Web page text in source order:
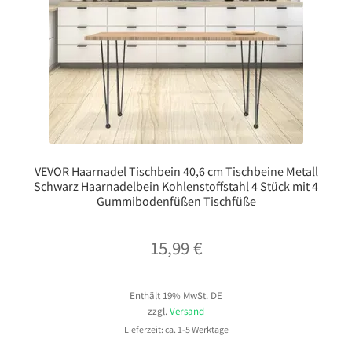
VEVOR Haarnadel Tischbein 40,6 cm Tischbeine Metall
Schwarz Haarnadelbein Kohlenstoffstahl 4 Stück mit 4
Gummibodenfüßen Tischfüße
15,99€
Enthält 19% MwSt. DE
zzgl.Versand
Lieferzeit: ca. 1-5 Werktage